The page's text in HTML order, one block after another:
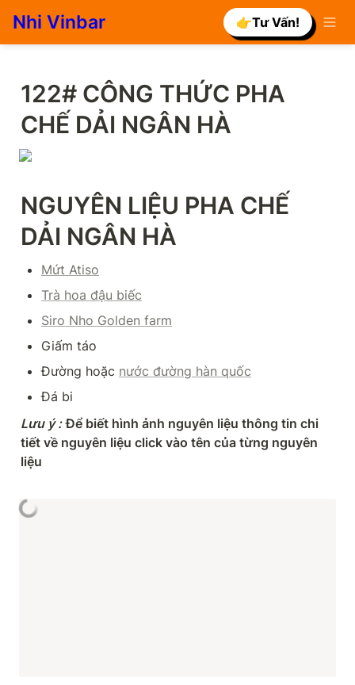
Nhi Vinbar 👉Tư Vấn!
122# CÔNG THỨC PHA
CHẾ DẢI NGÂN HÀ
NGUYÊN LIỆU PHA CHẾ
DẢI NGÂN HÀ
Mứt Atiso
Trà hoa đậu biếc
Siro Nho Golden farm
Giấm táo
Đường hoặc nước đường hàn quốc
Đá bi
Lưu ý : Để biết hình ảnh nguyên liệu thông tin chi
tiết về nguyên liệu click vào tên của từng nguyên
liệu